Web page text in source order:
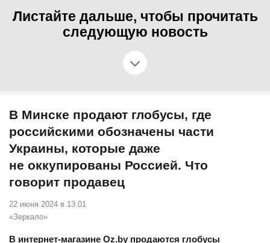
Листайте дальше, чтобы прочитать
следующую новость